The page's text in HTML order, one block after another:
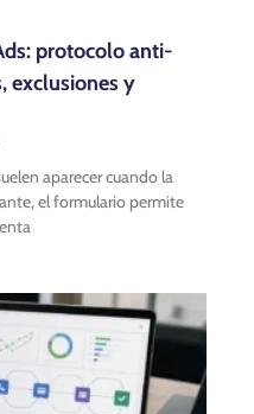
protocolo anti-
exclusiones y
aparecer cuando la
el formulario permite